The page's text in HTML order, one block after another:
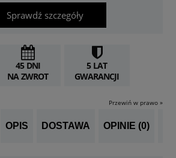
Sprawdź szczegóły
45 DNI
NA ZWROT
5 LAT
GWARANCJI
Przewiń w prawo »
OPIS DOSTAWA OPINIE (0)